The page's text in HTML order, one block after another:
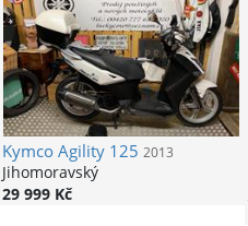
KymcoAgility 125 2013
Jihomoravský
29 999 Kč